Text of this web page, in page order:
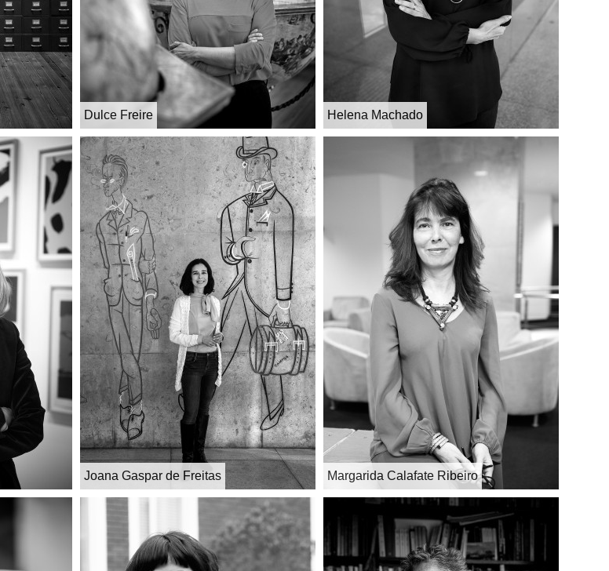
Dulce Freire Helena Machado
Joana Gaspar de Freitas Margarida Calafate Ribeiro